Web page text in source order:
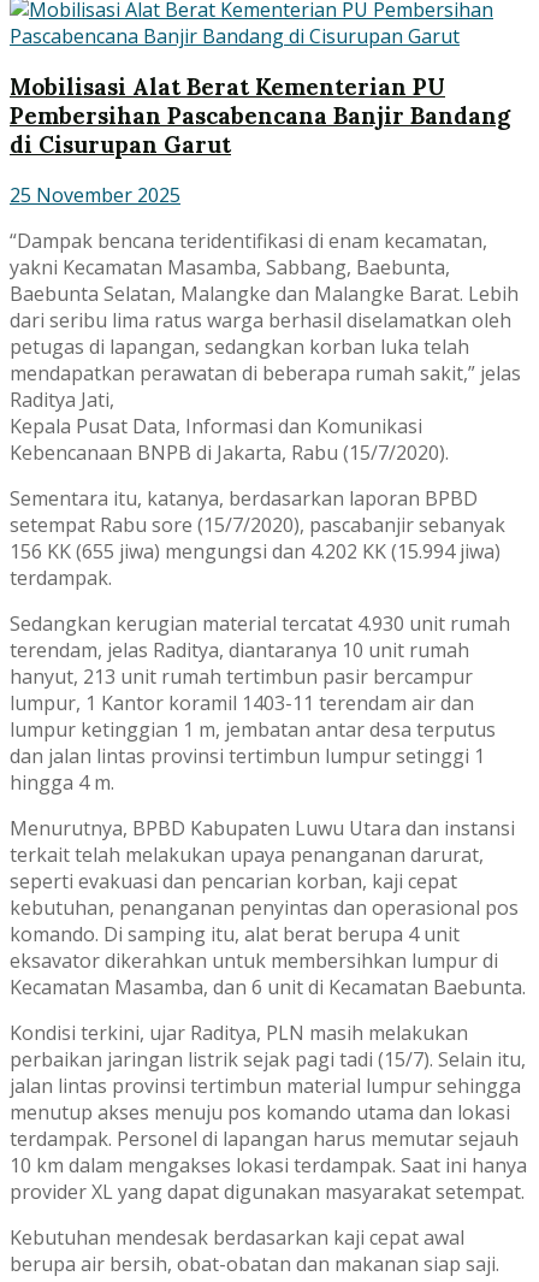
Mobilisasi Alat Berat Kementerian PU
Pembersihan Pascabencana Banjir Bandang
di Cisurupan Garut
25 November 2025
“Dampak bencana teridentifikasi di enam kecamatan,
yakni Kecamatan Masamba, Sabbang, Baebunta,
Baebunta Selatan, Malangke dan Malangke Barat. Lebih
dari seribu lima ratus warga berhasil diselamatkan oleh
petugas di lapangan, sedangkan korban luka telah
mendapatkan perawatan di beberapa rumah sakit,” jelas
Raditya Jati,
Kepala Pusat Data, Informasi dan Komunikasi
Kebencanaan BNPB di Jakarta, Rabu (15/7/2020).
Sementara itu, katanya, berdasarkan laporan BPBD
setempat Rabu sore (15/7/2020), pascabanjir sebanyak
156 KK (655 jiwa) mengungsi dan 4.202 KK (15.994 jiwa)
terdampak.
Sedangkan kerugian material tercatat 4.930 unit rumah
terendam, jelas Raditya, diantaranya 10 unit rumah
hanyut, 213 unit rumah tertimbun pasir bercampur
lumpur, 1 Kantor koramil 1403-11 terendam air dan
lumpur ketinggian 1 m, jembatan antar desa terputus
dan jalan lintas provinsi tertimbun lumpur setinggi 1
hingga 4 m.
Menurutnya, BPBD Kabupaten Luwu Utara dan instansi
terkait telah melakukan upaya penanganan darurat,
seperti evakuasi dan pencarian korban, kaji cepat
kebutuhan, penanganan penyintas dan operasional pos
komando. Di samping itu, alat berat berupa 4 unit
eksavator dikerahkan untuk membersihkan lumpur di
Kecamatan Masamba, dan 6 unit di Kecamatan Baebunta.
Kondisi terkini, ujar Raditya, PLN masih melakukan
perbaikan jaringan listrik sejak pagi tadi (15/7). Selain itu,
jalan lintas provinsi tertimbun material lumpur sehingga
menutup akses menuju pos komando utama dan lokasi
terdampak. Personel di lapangan harus memutar sejauh
10 km dalam mengakses lokasi terdampak. Saat ini hanya
provider XL yang dapat digunakan masyarakat setempat.
Kebutuhan mendesak berdasarkan kaji cepat awal
berupa air bersih, obat-obatan dan makanan siap saji.